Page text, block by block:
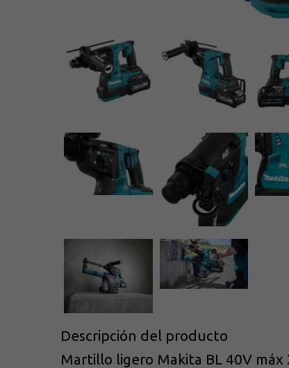
Descripción del producto
Martillo ligero Makita BL 40V máx